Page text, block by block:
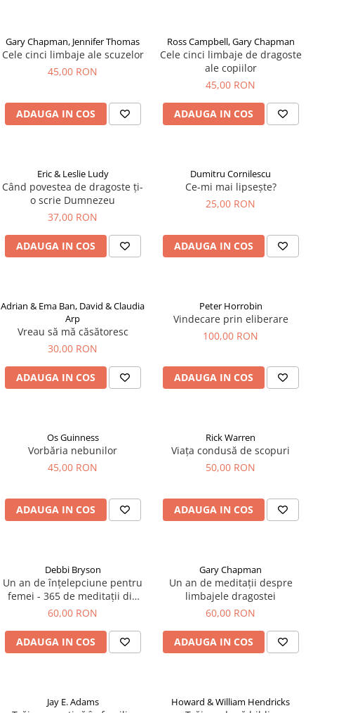
Gary Chapman, Jennifer Thomas
Cele cinci limbaje ale scuzelor
45,00 RON
ADAUGA IN COS
Ross Campbell, Gary Chapman
Cele cinci limbaje de dragoste
ale copiilor
45,00 RON
ADAUGA IN COS
Eric & Leslie Ludy
Când povestea de dragoste ți-
o scrie Dumnezeu
37,00 RON
ADAUGA IN COS
Dumitru Cornilescu
Ce-mi mai lipsește?
25,00 RON
ADAUGA IN COS
Adrian & Ema Ban, David & Claudia
Arp
Vreau să mă căsătoresc
30,00 RON
ADAUGA IN COS
Peter Horrobin
Vindecare prin eliberare
100,00 RON
ADAUGA IN COS
Os Guinness
Vorbăria nebunilor
45,00 RON
ADAUGA IN COS
Rick Warren
Viața condusă de scopuri
50,00 RON
ADAUGA IN COS
Debbi Bryson
Un an de înțelepciune pentru
femei - 365 de meditații din
Proverbe
60,00 RON
ADAUGA IN COS
Gary Chapman
Un an de meditații despre
limbajele dragostei
60,00 RON
ADAUGA IN COS
Jay E. Adams Howard & William Hendricks